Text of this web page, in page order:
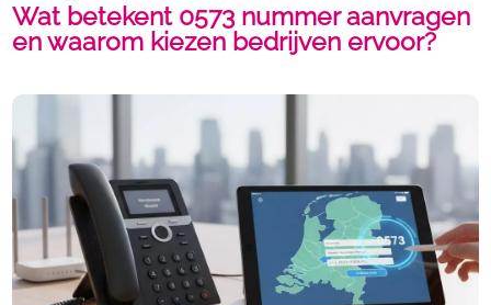
Wat betekent 0573 nummer aanvragen
en waarom kiezen bedrijven ervoor?